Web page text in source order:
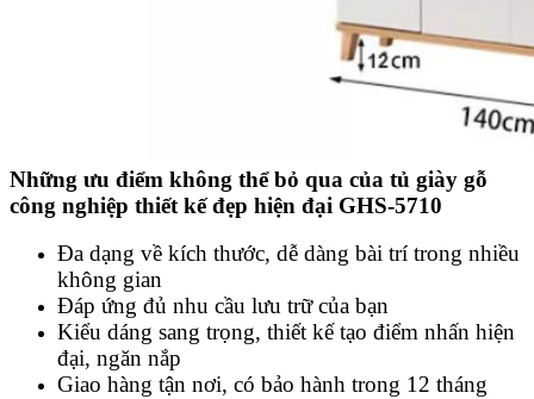
Những ưu điểm không thể bỏ qua của tủ giày gỗ
công nghiệp thiết kế đẹp hiện đại GHS-5710
Đa dạng về kích thước, dễ dàng bài trí trong nhiều
không gian
Đáp ứng đủ nhu cầu lưu trữ của bạn
Kiểu dáng sang trọng, thiết kế tạo điểm nhấn hiện
đại, ngăn nắp
Giao hàng tận nơi, có bảo hành trong 12 tháng